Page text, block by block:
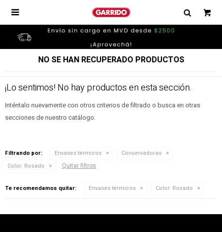

NO SE HAN RECUPERADO PRODUCTOS
¡Lo sentimos! No hay productos en esta sección.
Inténtalo nuevamente con otros criterios de filtrado o busca en otras
secciones de nuestro catálogo.
Filtrando por: Envases térmicos
Conservadoras
Color: Rosado Quitar filtros
Te recomendamos quitar: Envases térmicos Color: Rosado